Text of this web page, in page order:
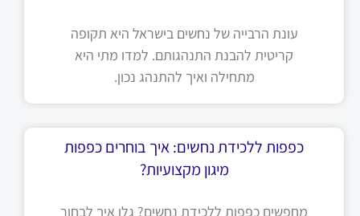
עונת הרבייה של נחשים בישראל היא תקופה
קריטית להבנת התנהגותם. למדו מתי היא
מתחילה ואיך להתנהג נכון.
כפפות ללכידת נחשים: איך בוחרים כפפות
מיגון מקצועיות?
מחפשים כפפות ללכידת נחשים? גלו איך לבחור